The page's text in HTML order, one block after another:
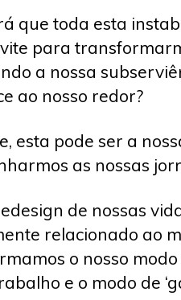
que toda esta
para
a nossa
ao nosso redor?
esta pode ser a
as nossas
de nossas
relacionado ao
o nosso
e o modo de